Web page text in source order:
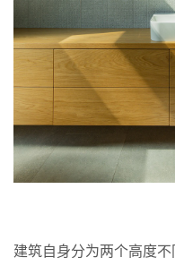
建筑自身分为两个高度